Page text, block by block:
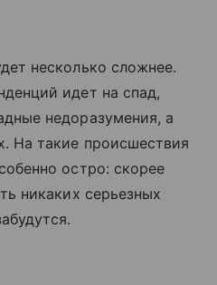
несколько сложнее.
идет на спад,
недоразумения, а
На такие происшествия
остро: скорее
никаких серьезных